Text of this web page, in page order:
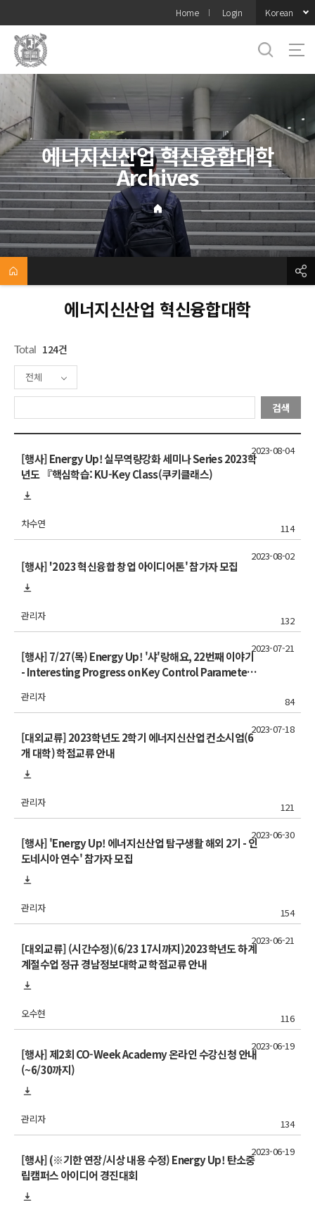
메뉴
Home Login Korean
에너지신산업 혁신융합대학
Archives
에너지신산업 혁신융합대학
Total 124건
전체
검색
[행사] Energy Up! 실무역량강화 세미나 Series 2023학
년도 『핵심학습: KU-Key Class(쿠키클래스)
차수연 114
2023-08-04
[행사] '2023 혁신융합 창업 아이디어톤' 참가자 모집
관리자 132
2023-08-02
[행사] 7/27(목) Energy Up! '샤'랑해요, 22번째 이야기
- Interesting Progress on Key Control Parameters
관리자 84
2023-07-21
[대외교류] 2023학년도 2학기 에너지신산업 컨소시엄(6
개 대학) 학점교류 안내
관리자 121
2023-07-18
[행사] 'Energy Up! 에너지신산업 탐구생활 해외 2기 - 인
도네시아 연수' 참가자 모집
관리자 154
2023-06-30
[대외교류] (시간수정)(6/23 17시까지)2023학년도 하계
계절수업 정규 경남정보대학교 학점교류 안내
오수현 116
2023-06-21
[행사] 제2회 CO-Week Academy 온라인 수강신청 안내
(~6/30까지)
관리자 134
2023-06-19
[행사] (※기한 연장/시상 내용 수정) Energy Up! 탄소중
립캠퍼스 아이디어 경진대회
2023-06-19